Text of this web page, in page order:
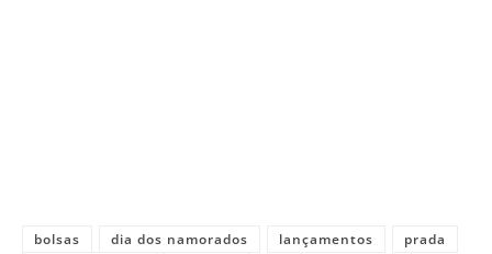
bolsas dia dos namorados lançamentos
prada